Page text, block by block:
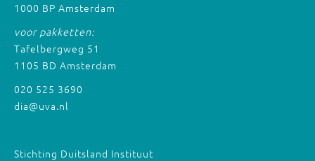
1000 BP Amsterdam
voor pakketten:
Tafelbergweg 51
1105 BD Amsterdam
020 525 3690
dia@uva.nl
Stichting Duitsland Instituut